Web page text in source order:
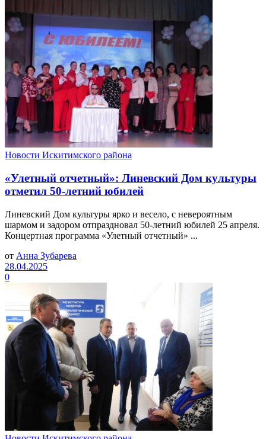
Новости Искитимского района
«Улетный отчетный»: Линевский Дом культуры
отметил 50-летний юбилей
Линевский Дом культуры ярко и весело, с невероятным
шармом и задором отпраздновал 50-летний юбилей 25 апреля.
Концертная программа «Улетный отчетный» ...
от Анна Зубарева
28.04.2025
0